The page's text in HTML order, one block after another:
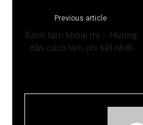
Previous article
Bánh tằm khoai mì – Hướng
dẫn cách làm chi tiết nhất